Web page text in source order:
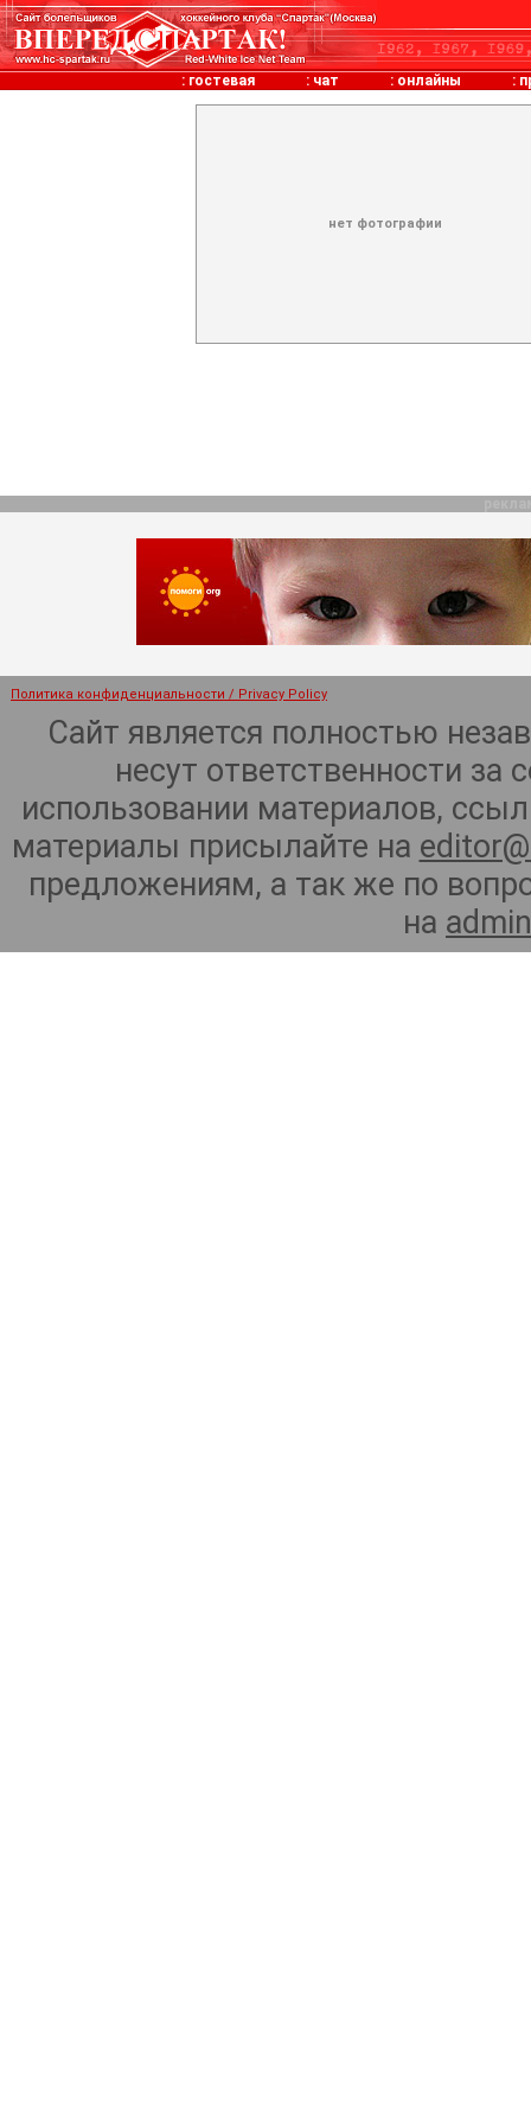
: гостевая : чат : онлайны :
нет фотографии
Политика конфиденциальности / Privacy Policy
Сайт является полностью
несут ответственности
использовании материалов,
материалы присылайте на
предложениям, а так же по
на